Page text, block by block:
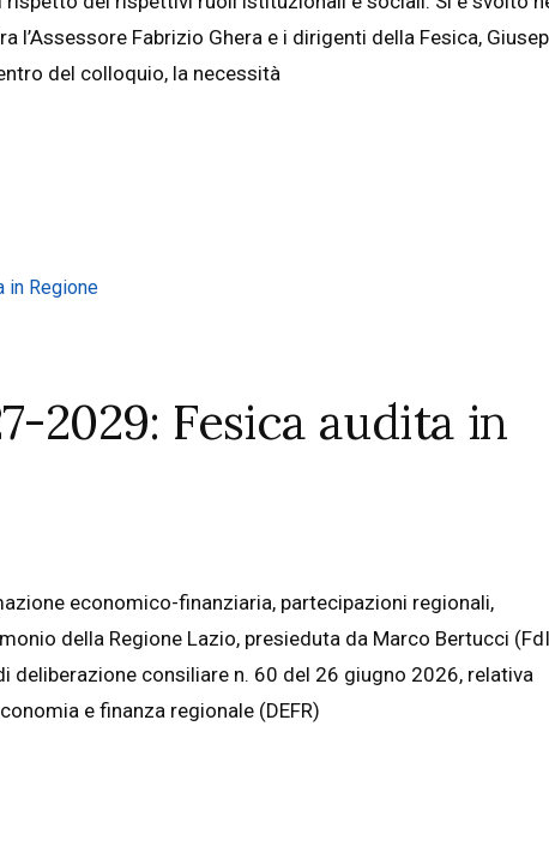
l’Assessore Fabrizio Ghera e i dirigenti della Fesica,
del colloquio, la necessità
2029: Fesica audita in
economico-finanziaria, partecipazioni regionali,
della Regione Lazio, presieduta da Marco Bertucci
deliberazione consiliare n. 60 del 26 giugno 2026, relativa
e finanza regionale (DEFR)